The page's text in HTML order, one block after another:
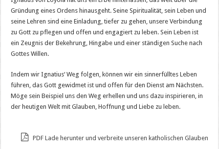
Gründung eines Ordens hinausgeht. Seine Spiritualität, sein Leben und
seine Lehren sind eine Einladung, tiefer zu gehen, unsere Verbindung
zu Gott zu pflegen und offen und engagiert zu leben. Sein Leben ist
ein Zeugnis der Bekehrung, Hingabe und einer ständigen Suche nach
Gottes Willen.
Indem wir Ignatius‘ Weg folgen, können wir ein sinnerfülltes Leben
führen, das Gott gewidmet ist und offen für den Dienst am Nächsten.
Möge sein Beispiel uns den Weg erhellen und uns dazu inspirieren, in
der heutigen Welt mit Glauben, Hoffnung und Liebe zu leben.
PDF Lade herunter und verbreite unseren katholischen Glauben